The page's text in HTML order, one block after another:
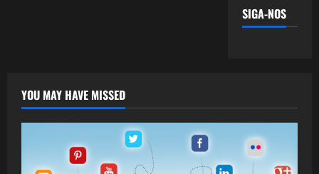
SIGA-NOS
YOU MAY HAVE MISSED